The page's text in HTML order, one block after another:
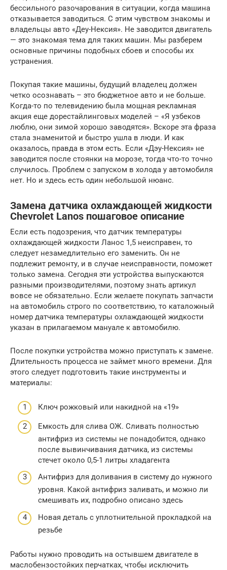
бессильного разочарования в ситуации, когда машина
отказывается заводиться. С этим чувством знакомы и
владельцы авто «Деу-Нексия». Не заводится двигатель
— это знакомая тема для таких машин. Мы разберем
основные причины подобных сбоев и способы их
устранения.
Покупая такие машины, будущий владелец должен
четко осознавать – это бюджетное авто и не больше.
Когда-то по телевидению была мощная рекламная
акция еще дорестайлинговых моделей – «Я узбеков
люблю, они зимой хорошо заводятся». Вскоре эта фраза
стала знаменитой и быстро ушла в люди. И как
оказалось, правда в этом есть. Если «Дэу-Нексия» не
заводится после стоянки на морозе, тогда что-то точно
случилось. Проблем с запуском в холода у автомобиля
нет. Но и здесь есть один небольшой нюанс.
Замена датчика охлаждающей жидкости
Chevrolet Lanos пошаговое описание
Если есть подозрения, что датчик температуры
охлаждающей жидкости Ланос 1,5 неисправен, то
следует незамедлительно его заменить. Он не
подлежит ремонту, и в случае неисправности, поможет
только замена. Сегодня эти устройства выпускаются
разными производителями, поэтому знать артикул
вовсе не обязательно. Если желаете покупать запчасти
на автомобиль строго по соответствию, то каталожный
номер датчика температуры охлаждающей жидкости
указан в прилагаемом мануале к автомобилю.
После покупки устройства можно приступать к замене.
Длительность процесса не займет много времени. Для
этого следует подготовить такие инструменты и
материалы:
Ключ рожковый или накидной на «19»
Емкость для слива ОЖ. Сливать полностью
антифриз из системы не понадобится, однако
после вывинчивания датчика, из системы
стечет около 0,5-1 литры хладагента
Антифриз для доливания в систему до нужного
уровня. Какой антифриз заливать, и можно ли
смешивать их, подробно описано здесь
Новая деталь с уплотнительной прокладкой на
резьбе
Работы нужно проводить на остывшем двигателе в
маслобензостойких перчатках, чтобы исключить